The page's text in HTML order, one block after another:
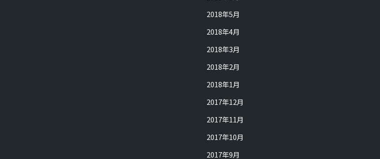
2018年5月
2018年4月
2018年3月
2018年2月
2018年1月
2017年12月
2017年11月
2017年10月
2017年9月